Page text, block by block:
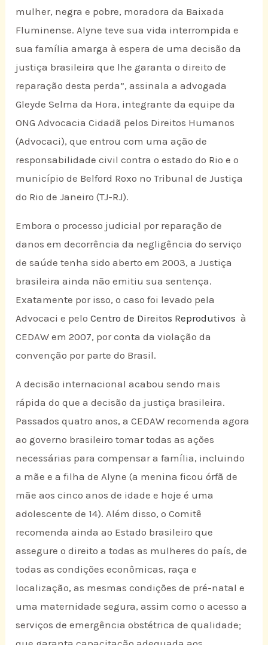
mulher, negra e pobre, moradora da Baixada
Fluminense. Alyne teve sua vida interrompida e
sua família amarga à espera de uma decisão da
justiça brasileira que lhe garanta o direito de
reparação desta perda”, assinala a advogada
Gleyde Selma da Hora, integrante da equipe da
ONG Advocacia Cidadã pelos Direitos Humanos
(Advocaci), que entrou com uma ação de
responsabilidade civil contra o estado do Rio e o
município de Belford Roxo no Tribunal de Justiça
do Rio de Janeiro (TJ-RJ).
Embora o processo judicial por reparação de
danos em decorrência da negligência do serviço
de saúde tenha sido aberto em 2003, a Justiça
brasileira ainda não emitiu sua sentença.
Exatamente por isso, o caso foi levado pela
Advocaci e peloCentro de Direitos Reprodutivos à
CEDAW em 2007, por conta da violação da
convenção por parte do Brasil.
A decisão internacional acabou sendo mais
rápida do que a decisão da justiça brasileira.
Passados quatro anos, a CEDAW recomenda agora
ao governo brasileiro tomar todas as ações
necessárias para compensar a família, incluindo
a mãe e a filha de Alyne (a menina ficou órfã de
mãe aos cinco anos de idade e hoje é uma
adolescente de 14). Além disso, o Comitê
recomenda ainda ao Estado brasileiro que
assegure o direito a todas as mulheres do país, de
todas as condições econômicas, raça e
localização, as mesmas condições de pré-natal e
uma maternidade segura, assim como o acesso a
serviços de emergência obstétrica de qualidade;